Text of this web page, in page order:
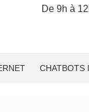
De 9h à
CHATBOTS